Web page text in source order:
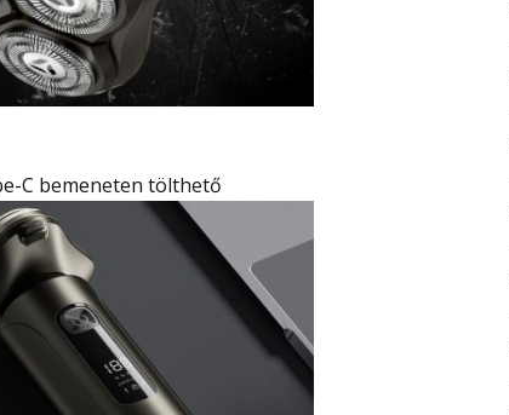
C bemeneten tölthető